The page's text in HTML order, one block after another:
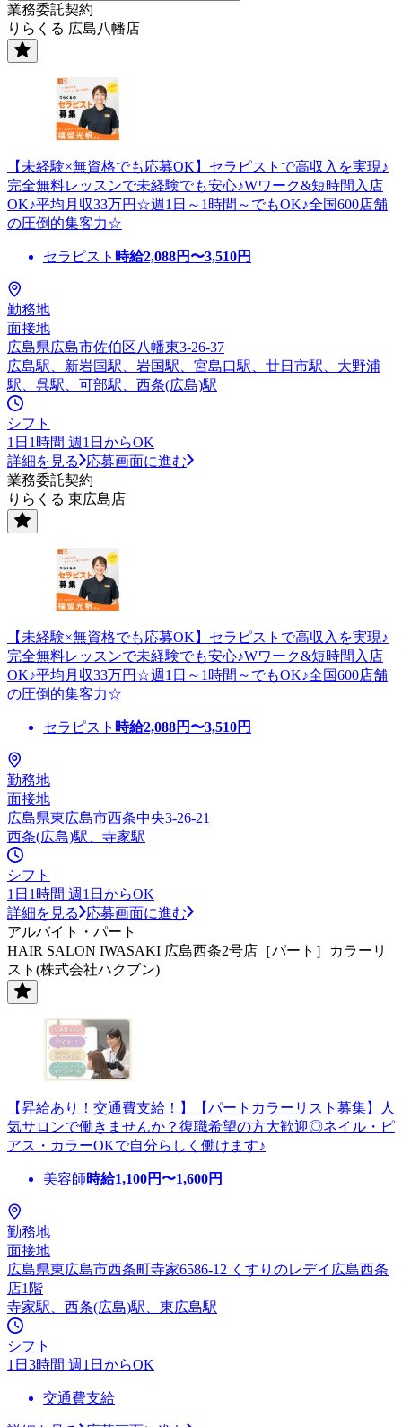
業務委託契約
りらくる 広島八幡店
【未経験×無資格でも応募OK】セラピストで高収入を実現♪
完全無料レッスンで未経験でも安心♪Wワーク&短時間入店
OK♪平均月収33万円☆週1日～1時間～でもOK♪全国600店舗
の圧倒的集客力☆
セラピスト 時給2,088円〜3,510円
勤務地
面接地
広島県広島市佐伯区八幡東3-26-37
広島駅、新岩国駅、岩国駅、宮島口駅、廿日市駅、大野浦
駅、呉駅、可部駅、西条(広島)駅
シフト
1日1時間 週1日からOK
詳細を見る
応募画面に進む
業務委託契約
りらくる 東広島店
【未経験×無資格でも応募OK】セラピストで高収入を実現♪
完全無料レッスンで未経験でも安心♪Wワーク&短時間入店
OK♪平均月収33万円☆週1日～1時間～でもOK♪全国600店舗
の圧倒的集客力☆
セラピスト 時給2,088円〜3,510円
勤務地
面接地
広島県東広島市西条中央3-26-21
西条(広島)駅、寺家駅
シフト
1日1時間 週1日からOK
詳細を見る
応募画面に進む
アルバイト・パート
HAIR SALON IWASAKI 広島西条2号店［パート］カラーリ
スト(株式会社ハクブン)
【昇給あり！交通費支給！】【パートカラーリスト募集】人
気サロンで働きませんか？復職希望の方大歓迎◎ネイル・ピ
アス・カラーOKで自分らしく働けます♪
美容師時給1,100円〜1,600円
勤務地
面接地
広島県東広島市西条町寺家6586-12 くすりのレデイ広島西条
店1階
寺家駅、西条(広島)駅、東広島駅
シフト
1日3時間 週1日からOK
交通費支給